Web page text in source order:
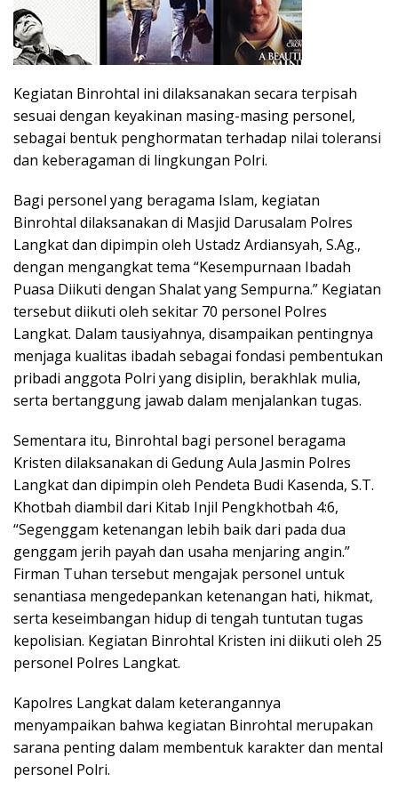
Kegiatan Binrohtal ini dilaksanakan secara terpisah
sesuai dengan keyakinan masing-masing personel,
sebagai bentuk penghormatan terhadap nilai toleransi
dan keberagaman di lingkungan Polri.
Bagi personel yang beragama Islam, kegiatan
Binrohtal dilaksanakan di Masjid Darusalam Polres
Langkat dan dipimpin oleh Ustadz Ardiansyah, S.Ag.,
dengan mengangkat tema “Kesempurnaan Ibadah
Puasa Diikuti dengan Shalat yang Sempurna.” Kegiatan
tersebut diikuti oleh sekitar 70 personel Polres
Langkat. Dalam tausiyahnya, disampaikan pentingnya
menjaga kualitas ibadah sebagai fondasi pembentukan
pribadi anggota Polri yang disiplin, berakhlak mulia,
serta bertanggung jawab dalam menjalankan tugas.
Sementara itu, Binrohtal bagi personel beragama
Kristen dilaksanakan di Gedung Aula Jasmin Polres
Langkat dan dipimpin oleh Pendeta Budi Kasenda, S.T.
Khotbah diambil dari Kitab Injil Pengkhotbah 4:6,
“Segenggam ketenangan lebih baik dari pada dua
genggam jerih payah dan usaha menjaring angin.”
Firman Tuhan tersebut mengajak personel untuk
senantiasa mengedepankan ketenangan hati, hikmat,
serta keseimbangan hidup di tengah tuntutan tugas
kepolisian. Kegiatan Binrohtal Kristen ini diikuti oleh 25
personel Polres Langkat.
Kapolres Langkat dalam keterangannya
menyampaikan bahwa kegiatan Binrohtal merupakan
sarana penting dalam membentuk karakter dan mental
personel Polri.